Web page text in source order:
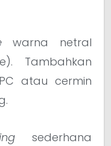
warna netral
Tambahkan
atau cermin
sederhana